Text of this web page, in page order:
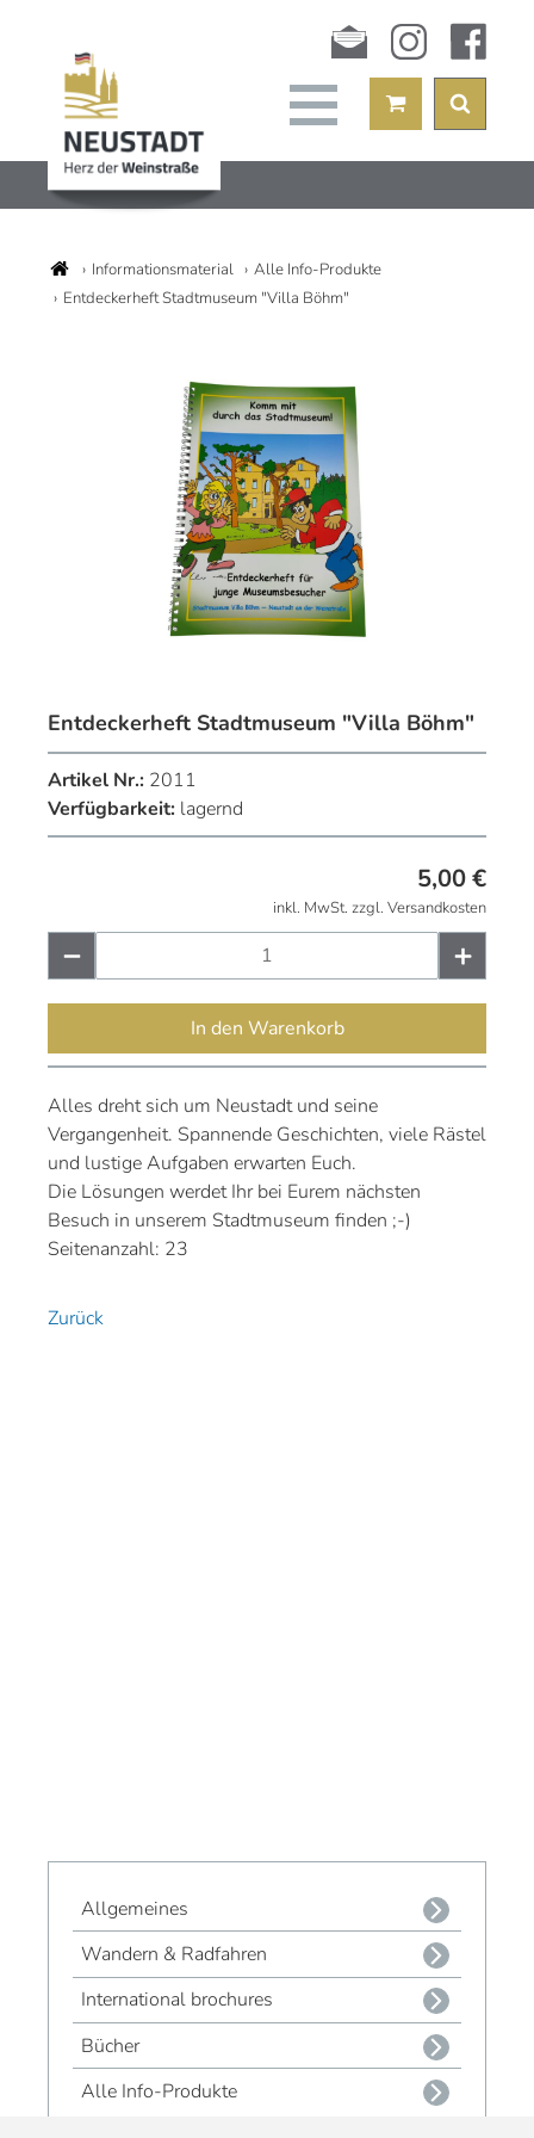
Newsletterinstagramfacebook
Allgemeines
Wandern & Radfahren
International brochures
Bücher
Alle Info-Produkte
Informationsmaterial
Alle Info-Produkte
Entdeckerheft Stadtmuseum "Villa Böhm"
Entdeckerheft Stadtmuseum "Villa Böhm"
Artikel Nr.: 2011
Verfügbarkeit: lagernd
5,00€
inkl. MwSt. zzgl. Versandkosten
In den Warenkorb
Alles dreht sich um Neustadt und seine
Vergangenheit. Spannende Geschichten, viele Rästel
und lustige Aufgaben erwarten Euch.
Die Lösungen werdet Ihr bei Eurem nächsten
Besuch in unserem Stadtmuseum finden ;-)
Seitenanzahl: 23
Zurück